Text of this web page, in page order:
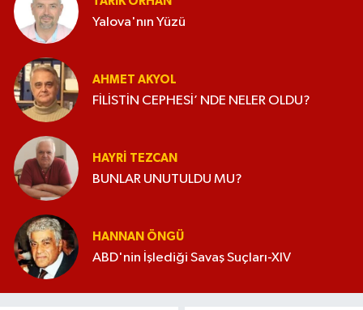
Yalova'nın Yüzü
AHMET AKYOL
FİLİSTİN CEPHESİ’ NDE NELER OLDU?
HAYRI TEZCAN
BUNLAR UNUTULDU MU?
HANNAN ÖNGÜ
ABD'nin İşlediği Savaş Suçları-XIV